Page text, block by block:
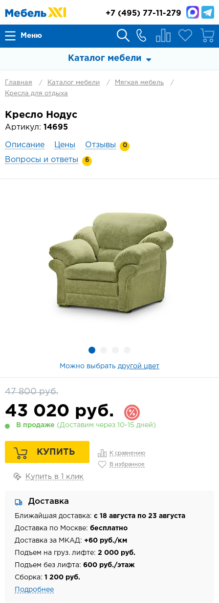
Меню
+7 (495) 77-11-279
Каталог мебели
Главная Каталог мебели
Мягкая мебель
Кресла для отдыха
Кресло Нодус
Артикул: 14695
Описание Цены Отзывы 0
Вопросы и ответы 6
Можно выбрать другой цвет
47 800 руб.
43 020 руб.
В продаже (Доставим через 10-15 дней)
КУПИТЬ К сравнению
В избранное
Купить в 1 клик
Доставка
Ближайшая доставка: с 18 августа по 23 августа
Доставка по Москве: бесплатно
Доставка за МКАД: +60 руб./км
Подъем на груз. лифте: 2 000 руб.
Подъем без лифта: 600 руб./этаж
Сборка: 1 200 руб.
Подробнее